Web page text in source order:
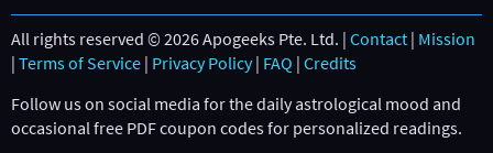
All rights reserved © 2026 Apogeeks Pte. Ltd. | Contact | Mission
| Terms of Service | Privacy Policy| FAQ | Credits
Follow us on social media for the daily astrological mood and
occasional free PDF coupon codes for personalized readings.